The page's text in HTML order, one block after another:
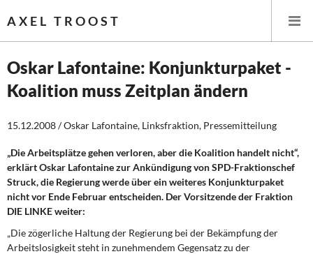
AXEL TROOST
Startseite
Themen
Leitlinien linker Wirtschafts- und Finanzpolitik
Wirtschaftspolitik
Oskar Lafontaine: Konjunkturpaket -
Koalition muss Zeitplan ändern
15.12.2008 / Oskar Lafontaine, Linksfraktion, Pressemitteilung
„Die Arbeitsplätze gehen verloren, aber die Koalition handelt nicht“,
erklärt Oskar Lafontaine zur Ankündigung von SPD-Fraktionschef
Struck, die Regierung werde über ein weiteres Konjunkturpaket
nicht vor Ende Februar entscheiden. Der Vorsitzende der Fraktion
DIE LINKE weiter:
„Die zögerliche Haltung der Regierung bei der Bekämpfung der
Arbeitslosigkeit steht in zunehmendem Gegensatz zu der